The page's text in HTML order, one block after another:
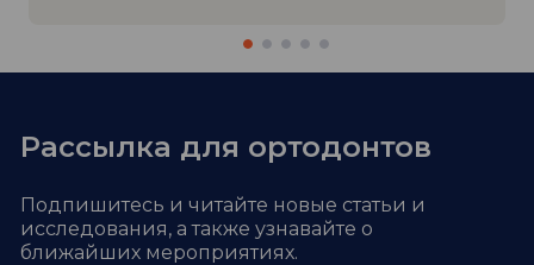
Рассылка для ортодонтов
Подпишитесь и читайте новые статьи и
исследования, а также узнавайте о
ближайших мероприятиях.